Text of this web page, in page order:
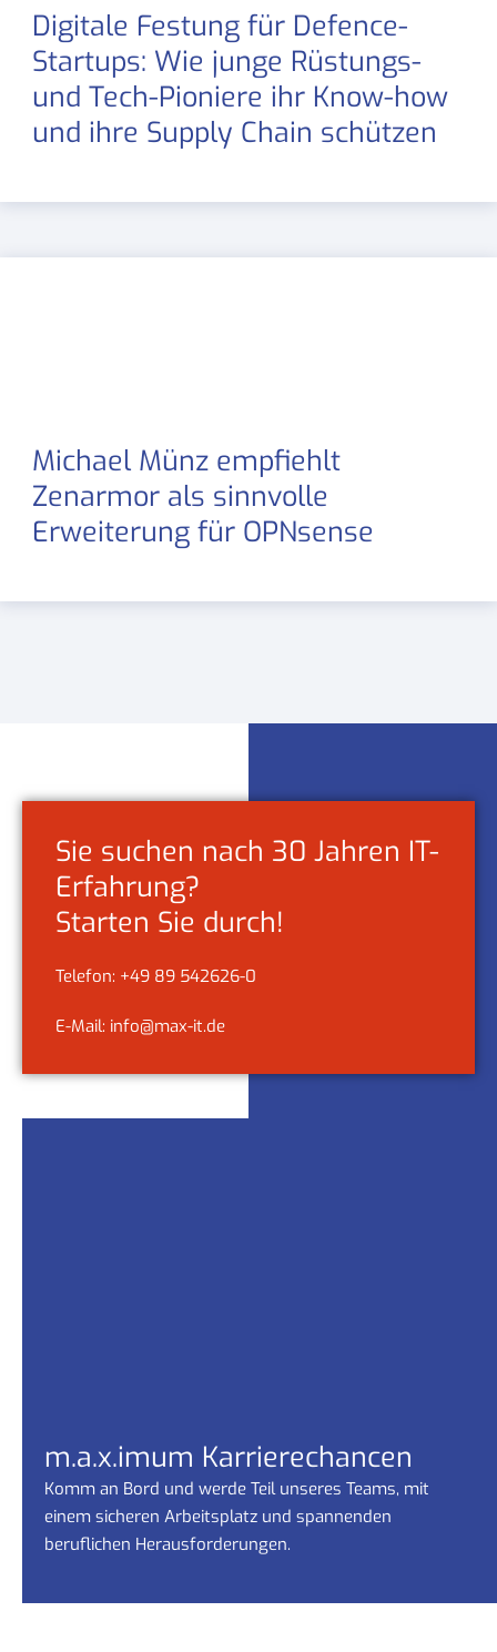
Digitale Festung für Defence-
Startups: Wie junge Rüstungs-
und Tech-Pioniere ihr Know-how
und ihre Supply Chain schützen
Michael Münz empfiehlt
Zenarmor als sinnvolle
Erweiterung für OPNsense
Sie suchen nach 30 Jahren IT-
Erfahrung?
Starten Sie durch!
Telefon: +49 89 542626-0
E-Mail: info@max-it.de
m.a.x.imum Karrierechancen
Komm an Bord und werde Teil unseres Teams, mit
einem sicheren Arbeitsplatz und spannenden
beruflichen Herausforderungen.